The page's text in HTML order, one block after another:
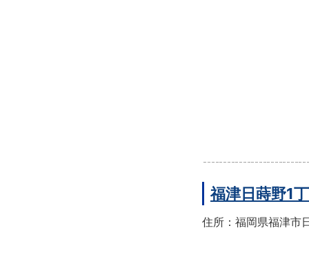
福津日蒔野1
住所：福岡県福津市